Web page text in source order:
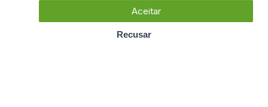
Aceitar
Recusar